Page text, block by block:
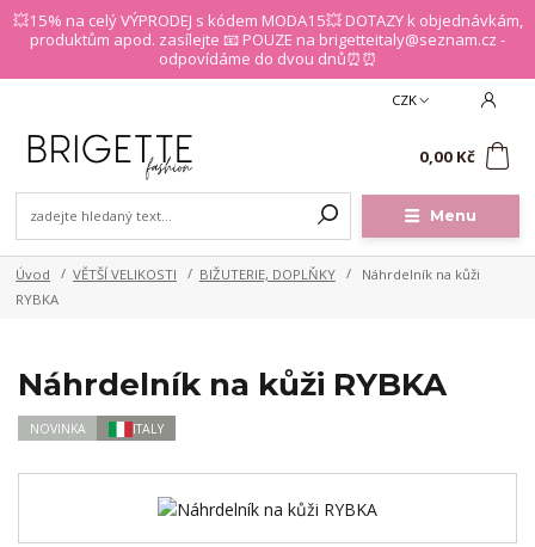
💥15% na celý VÝPRODEJ s kódem MODA15💥 DOTAZY k objednávkám,
produktům apod. zasílejte 📧 POUZE na brigetteitaly@seznam.cz -
odpovídáme do dvou dnů⏰⏰
Menu
CZK
0,00 Kč
Úvod VĚTŠÍ VELIKOSTI BIŽUTERIE, DOPLŇKY
Náhrdelník na kůži
RYBKA
Náhrdelník na kůži RYBKA
NOVINKA ITALY